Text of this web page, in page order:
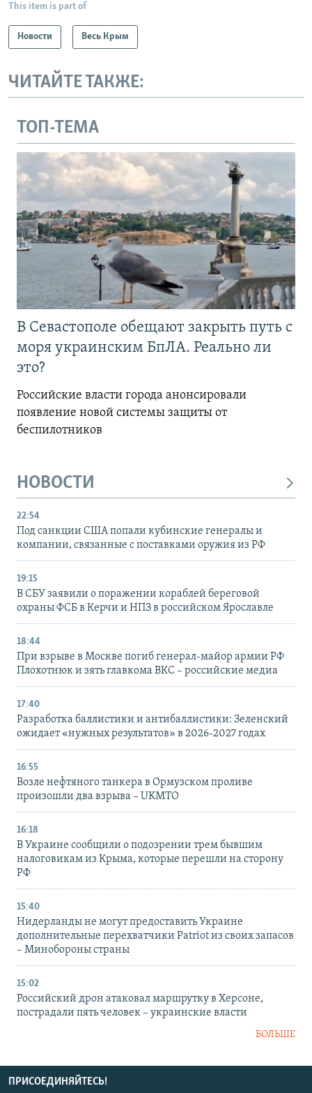
This item is part of
Новости Весь Крым
ЧИТАЙТЕ ТАКЖЕ:
ТОП-ТЕМА
В Севастополе обещают закрыть путь с
моря украинским БпЛА. Реально ли
это?
Российские власти города анонсировали
появление новой системы защиты от
беспилотников
НОВОСТИ
22:54
Под санкции США попали кубинские генералы и
компании, связанные с поставками оружия из РФ
19:15
В СБУ заявили о поражении кораблей береговой
охраны ФСБ в Керчи и НПЗ в российском Ярославле
18:44
При взрыве в Москве погиб генерал-майор армии РФ
Плохотнюк и зять главкома ВКС – российские медиа
17:40
Разработка баллистики и антибаллистики: Зеленский
ожидает «нужных результатов» в 2026-2027 годах
16:55
Возле нефтяного танкера в Ормузском проливе
произошли два взрыва – UKMTO
16:18
В Украине сообщили о подозрении трем бывшим
налоговикам из Крыма, которые перешли на сторону
РФ
15:40
Нидерланды не могут предоставить Украине
дополнительные перехватчики Patriot из своих запасов
– Минобороны страны
15:02
Российский дрон атаковал маршрутку в Херсоне,
пострадали пять человек – украинские власти
БОЛЬШЕ
ПРИСОЕДИНЯЙТЕСЬ!